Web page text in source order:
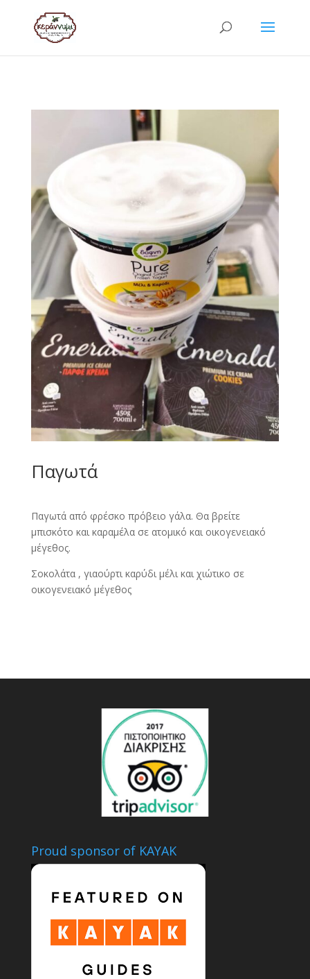
Παγωτά
Παγωτά από φρέσκο πρόβειο γάλα. Θα βρείτε
μπισκότο και καραμέλα σε ατομικό και οικογενειακό
μέγεθος.
Σοκολάτα , γιαούρτι καρύδι μέλι και χιώτικο σε
οικογενειακό μέγεθος
Proud sponsor of KAYAK